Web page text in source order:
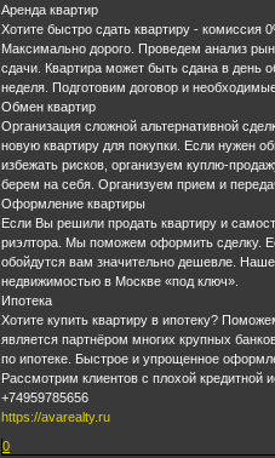
Аренда квартир
Хотите быстро сдать квартиру - комиссия
Максимально дорого. Проведем анализ
сдачи. Квартира может быть сдана в день
неделя. Подготовим договор и
Обмен квартир
Организация сложной альтернативной
новую квартиру для покупки. Если нужен
избежать рисков, организуем куплю-
берем на себя. Организуем прием и
Оформление квартиры
Если Вы решили продать квартиру и
риэлтора. Мы поможем оформить сделку.
обойдутся вам значительно дешевле.
недвижимостью в Москве «под ключ».
Ипотека
Хотите купить квартиру в ипотеку?
является партнёром многих крупных
по ипотеке. Быстрое и упрощенное
Рассмотрим клиентов с плохой кредитной
+74959785656
https://avarealty.ru
0